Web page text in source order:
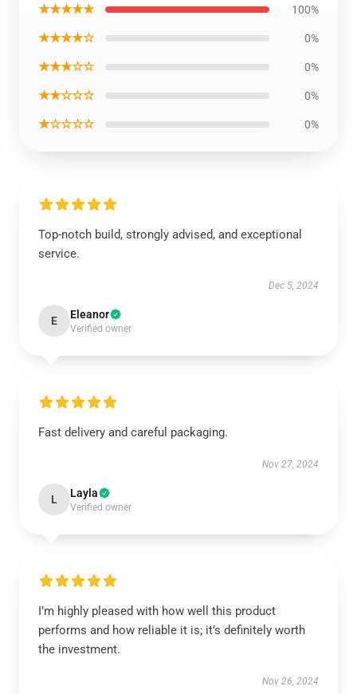
★★★★★ 100%
★★★★☆ 0%
★★★☆☆ 0%
★★☆☆☆ 0%
★☆☆☆☆ 0%
Top-notch build, strongly advised, and exceptional
service.
Dec 5, 2024
E Eleanor
Verified owner
Fast delivery and careful packaging.
Nov 27, 2024
L Layla
Verified owner
I’m highly pleased with how well this product
performs and how reliable it is; it’s definitely worth
the investment.
Nov 26, 2024